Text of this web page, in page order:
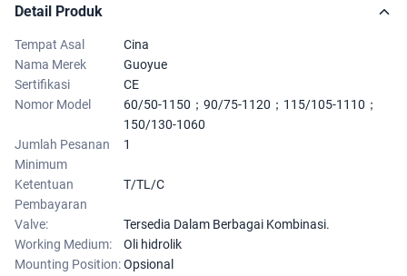
Detail Produk
Tempat Asal
Cina
Nama Merek
Guoyue
Sertifikasi
CE
Nomor Model
60/50-1150；90/75-1120；115/105-1110；
150/130-1060
Jumlah Pesanan
Minimum
1
Ketentuan
Pembayaran
T/TL/C
Valve:
Tersedia Dalam Berbagai Kombinasi.
Working Medium:
Oli hidrolik
Mounting Position:Opsional